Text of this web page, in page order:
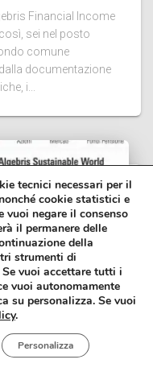
Financial Income
sei nel posto
comune
documentazione
i...
tecnici necessari per il
cookie statistici e
vuoi negare il consenso
il permanere delle
della
strumenti di
vuoi accettare tutti i
vuoi autonomamente
su personalizza. Se vuoi
.
Personalizza